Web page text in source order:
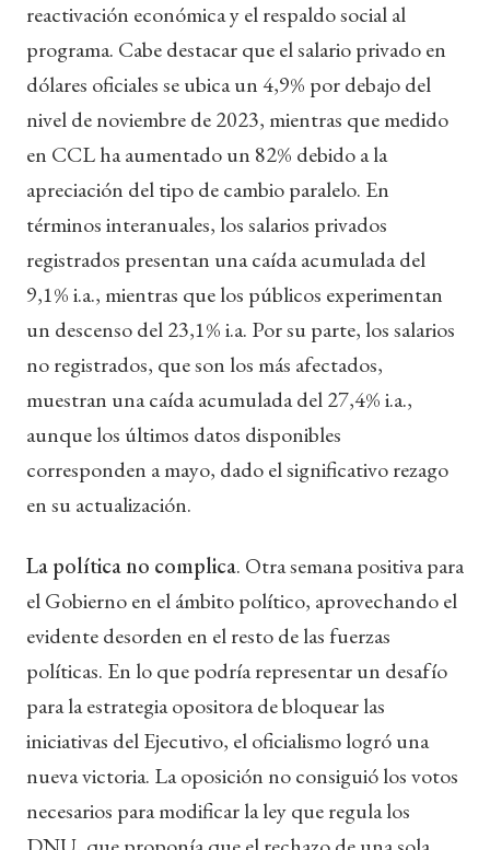
reactivación económica y el respaldo social al
programa. Cabe destacar que el salario privado en
dólares oficiales se ubica un 4,9% por debajo del
nivel de noviembre de 2023, mientras que medido
en CCL ha aumentado un 82% debido a la
apreciación del tipo de cambio paralelo. En
términos interanuales, los salarios privados
registrados presentan una caída acumulada del
9,1% i.a., mientras que los públicos experimentan
un descenso del 23,1% i.a. Por su parte, los salarios
no registrados, que son los más afectados,
muestran una caída acumulada del 27,4% i.a.,
aunque los últimos datos disponibles
corresponden a mayo, dado el significativo rezago
en su actualización.
La política no complica. Otra semana positiva para
el Gobierno en el ámbito político, aprovechando el
evidente desorden en el resto de las fuerzas
políticas. En lo que podría representar un desafío
para la estrategia opositora de bloquear las
iniciativas del Ejecutivo, el oficialismo logró una
nueva victoria. La oposición no consiguió los votos
necesarios para modificar la ley que regula los